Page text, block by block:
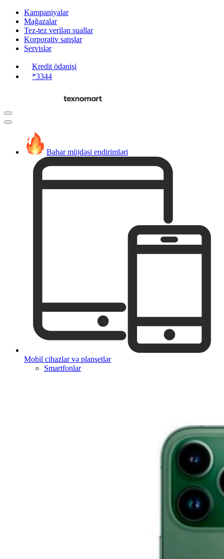
Kampaniyalar
Mağazalar
Tez-tez verilən suallar
Korporativ satışlar
Servislər
Kredit ödənişi
*3344
Bahar müjdəsi endirimləri
Mobil cihazlar və planşetlər
Smartfonlar